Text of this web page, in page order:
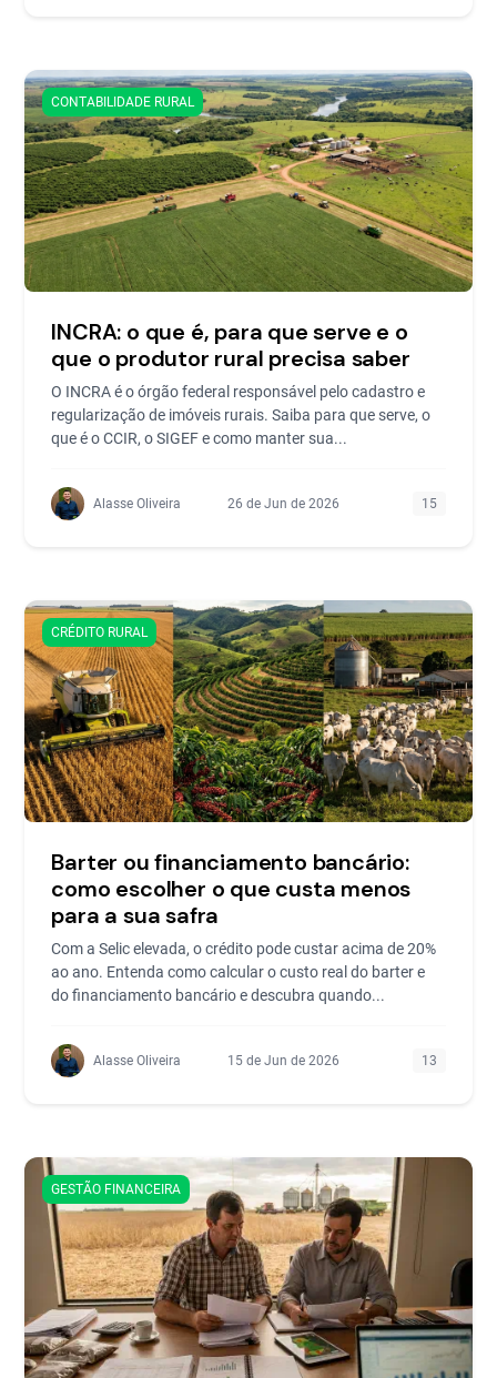
CONTABILIDADE RURAL
INCRA: o que é, para que serve e o
que o produtor rural precisa saber
O INCRA é o órgão federal responsável pelo cadastro e
regularização de imóveis rurais. Saiba para que serve, o
que é o CCIR, o SIGEF e como manter sua...
Alasse Oliveira 26 de Jun de 2026 15
CRÉDITO RURAL
Barter ou financiamento bancário:
como escolher o que custa menos
para a sua safra
Com a Selic elevada, o crédito pode custar acima de 20%
ao ano. Entenda como calcular o custo real do barter e
do financiamento bancário e descubra quando...
Alasse Oliveira 15 de Jun de 2026 13
GESTÃO FINANCEIRA